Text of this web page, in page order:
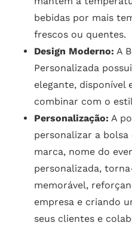
bebidas por mais
frescos ou quentes.
Design Moderno: A
Personalizada
elegante, disponível
combinar com o
Personalização: A
personalizar a
marca, nome do
personalizada,
memorável,
empresa e criando
seus clientes e